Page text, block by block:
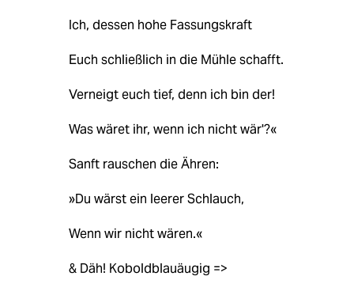
Ich, dessen hohe Fassungskraft
Euch schließlich in die Mühle schafft.
Verneigt euch tief, denn ich bin der!
Was wäret ihr, wenn ich nicht wär'?«
Sanft rauschen die Ähren:
»Du wärst ein leerer Schlauch,
Wenn wir nicht wären.«
& Däh! Koboldblauäugig =>